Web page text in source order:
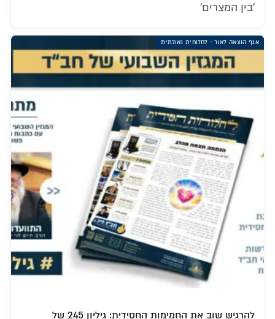
'בין המצרים'
אגף הוצאה לאור - לחלוחית גאולתית
להרגיש שוב את החמימות החסידית: גיליון 245 של